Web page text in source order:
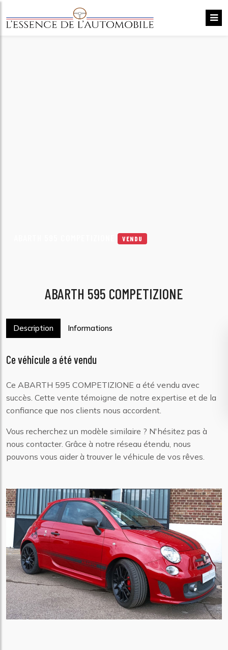
VENDU
ABARTH 595 COMPETIZIONE
Description Informations
Ce véhicule a été vendu
Ce ABARTH 595 COMPETIZIONE a été vendu avec
succès. Cette vente témoigne de notre expertise et de la
confiance que nos clients nous accordent.
Vous recherchez un modèle similaire ? N'hésitez pas à
nous contacter. Grâce à notre réseau étendu, nous
pouvons vous aider à trouver le véhicule de vos rêves.